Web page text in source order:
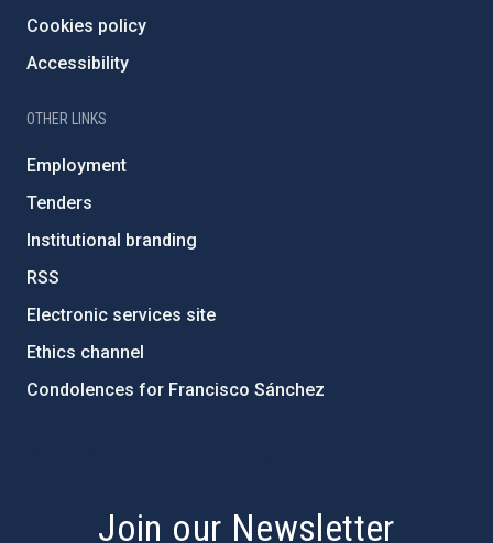
Cookies policy
Accessibility
OTHER LINKS
Employment
Tenders
Institutional branding
RSS
Electronic services site
Ethics channel
Condolences for Francisco Sánchez
Join our Newsletter